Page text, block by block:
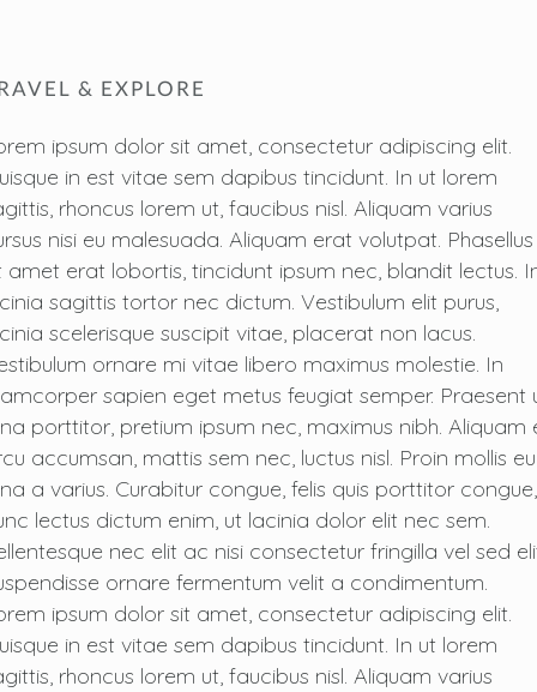
& EXPLORE
ipsum dolor sit amet, consectetur adipiscing elit.
in est vitae sem dapibus tincidunt. In ut lorem
rhoncus lorem ut, faucibus nisl. Aliquam varius
nisi eu malesuada. Aliquam erat volutpat. Phasellus
amet erat lobortis, tincidunt ipsum nec, blandit lectus.
sagittis tortor nec dictum. Vestibulum elit purus,
scelerisque suscipit vitae, placerat non lacus.
ornare mi vitae libero maximus molestie. In
sapien eget metus feugiat semper. Praesent
porttitor, pretium ipsum nec, maximus nibh. Aliquam
accumsan, mattis sem nec, luctus nisl. Proin mollis eu
a varius. Curabitur congue, felis quis porttitor congue,
lectus dictum enim, ut lacinia dolor elit nec sem.
nec elit ac nisi consectetur fringilla vel sed
ornare fermentum velit a condimentum.
ipsum dolor sit amet, consectetur adipiscing elit.
in est vitae sem dapibus tincidunt. In ut lorem
rhoncus lorem ut, faucibus nisl. Aliquam varius